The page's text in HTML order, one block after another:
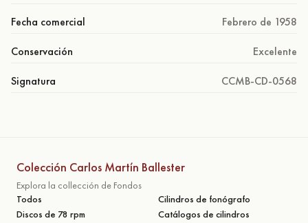
Fecha comercial Febrero de 1958
Conservación Excelente
Signatura CCMB-CD-0568
Colección Carlos Martín Ballester
Explora la collección de Fondos
Todos
Cilindros de fonógrafo
Discos de 78 rpm
Catálogos de cilindros